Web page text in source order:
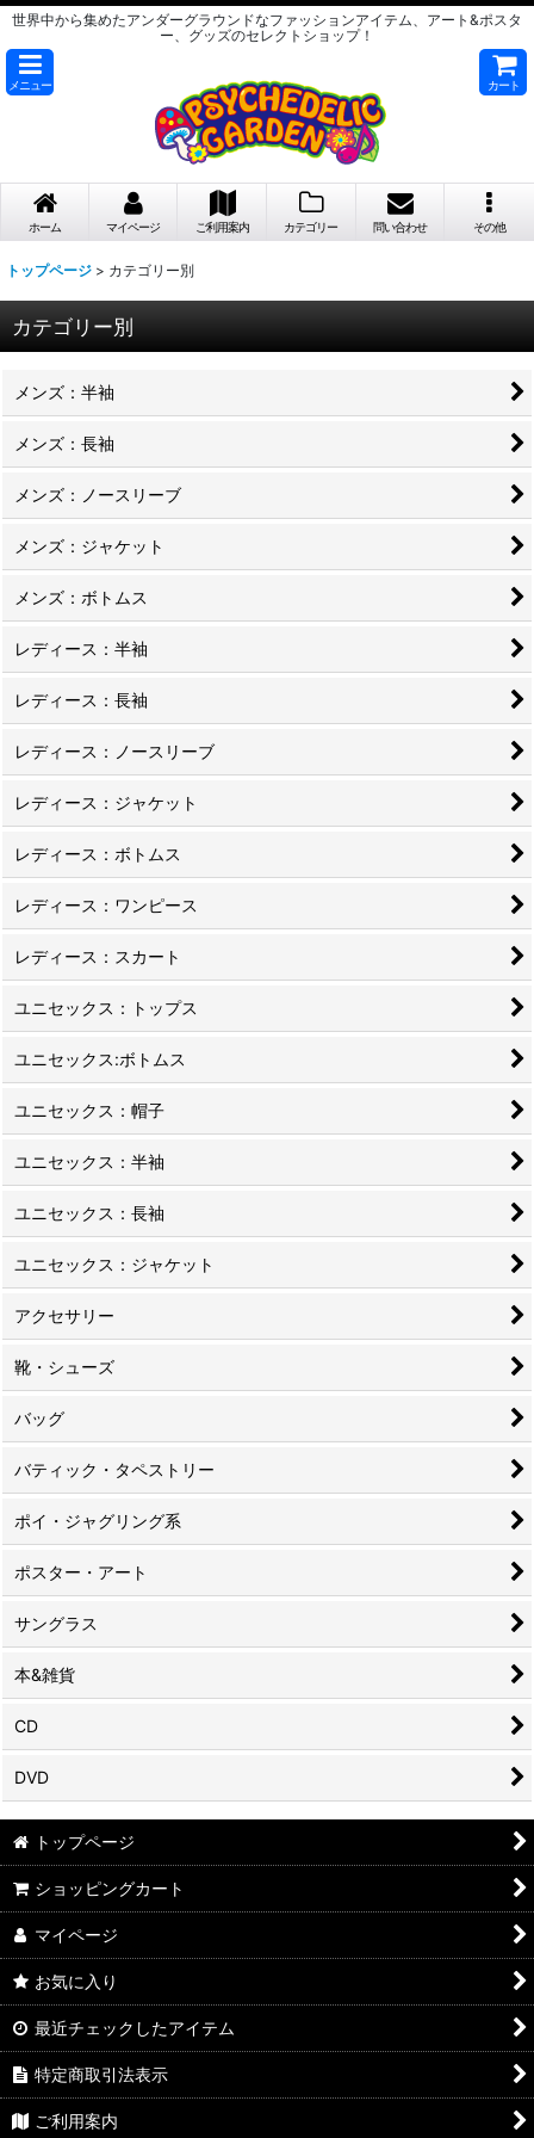
世界中から集めたアンダーグラウンドなファッションアイテム、アート&ポスタ
ー、グッズのセレクトショップ！
メニュー カート
ホーム マイページ ご利用案内 カテゴリー 問い合わせ その他
トップページ > カテゴリー別
カテゴリー別
メンズ：半袖
メンズ：長袖
メンズ：ノースリーブ
メンズ：ジャケット
メンズ：ボトムス
レディース：半袖
レディース：長袖
レディース：ノースリーブ
レディース：ジャケット
レディース：ボトムス
レディース：ワンピース
レディース：スカート
ユニセックス：トップス
ユニセックス:ボトムス
ユニセックス：帽子
ユニセックス：半袖
ユニセックス：長袖
ユニセックス：ジャケット
アクセサリー
靴・シューズ
バッグ
バティック・タペストリー
ポイ・ジャグリング系
ポスター・アート
サングラス
本&雑貨
CD
DVD
トップページ
ショッピングカート
マイページ
お気に入り
最近チェックしたアイテム
特定商取引法表示
ご利用案内